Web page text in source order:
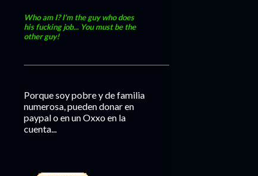
Who am I? I'm the guy who does
his fucking job... You must be the
other guy!
Porque soy pobre y de familia
numerosa, pueden donar en
paypal o en un Oxxo en la
cuenta...